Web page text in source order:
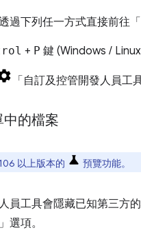
過下列任一方式直接前往「
+ P 鍵 (Windows /
「自訂及控管開發人員工具
的檔案
以上版本的 預覽功能。
員工具會隱藏已知第三方
選項。